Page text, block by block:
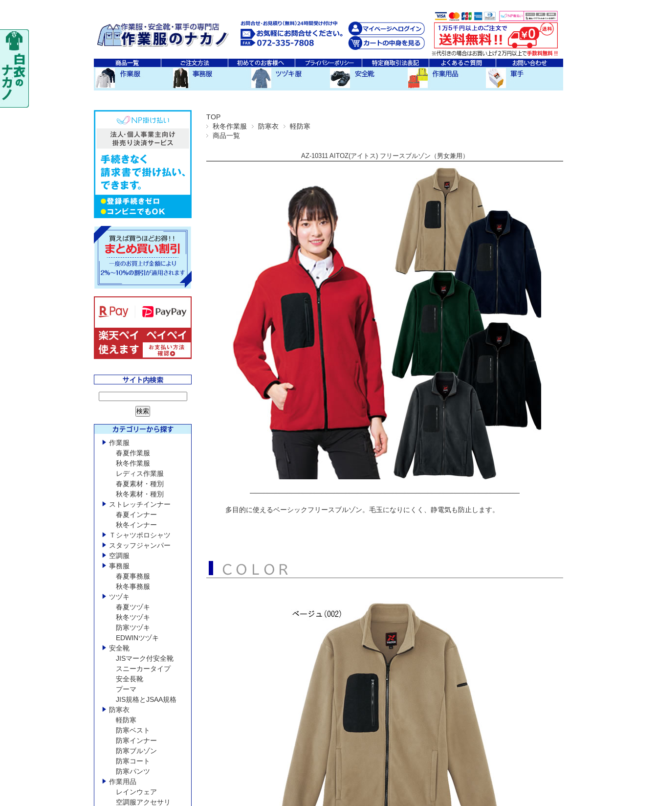
TOP
秋冬作業服
防寒衣
軽防寒
商品一覧
AZ-10311 AITOZ(アイトス) フリースブルゾン（男女兼用）
多目的に使えるベーシックフリースブルゾン。毛玉になりにくく、静電気も防止します。
作業服
春夏作業服
秋冬作業服
レディス作業服
春夏素材・種別
秋冬素材・種別
ストレッチインナー
春夏インナー
秋冬インナー
Ｔシャツポロシャツ
スタッフジャンパー
空調服
事務服
春夏事務服
秋冬事務服
ツヅキ
春夏ツヅキ
秋冬ツヅキ
防寒ツヅキ
EDWINツヅキ
安全靴
JISマーク付安全靴
スニーカータイプ
安全長靴
プーマ
JIS規格とJSAA規格
防寒衣
軽防寒
防寒ベスト
防寒インナー
防寒ブルゾン
防寒コート
防寒パンツ
作業用品
レインウェア
空調服アクセサリ